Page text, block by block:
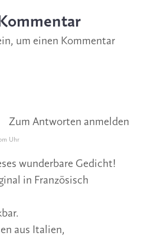
um einen Kommentar
Uhr
wunderbare Gedicht!
in Französisch
aus Italien,
Zum Antworten anmelden